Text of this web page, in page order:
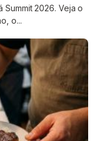
2026. Veja o
o...